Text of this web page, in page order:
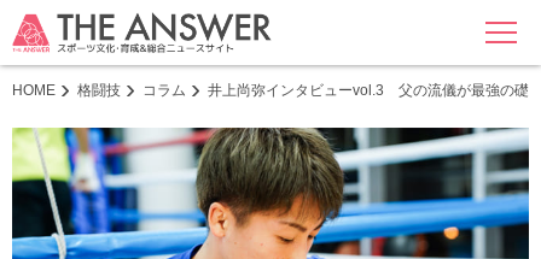
MENU
HOME 格闘技 コラム 井上尚弥インタビューvol.3 父の流儀が最強の礎